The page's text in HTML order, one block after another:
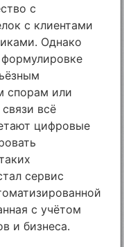
с
с клиентами
Однако
спорам или
всё
цифровые
сервис
с учётом
и бизнеса.